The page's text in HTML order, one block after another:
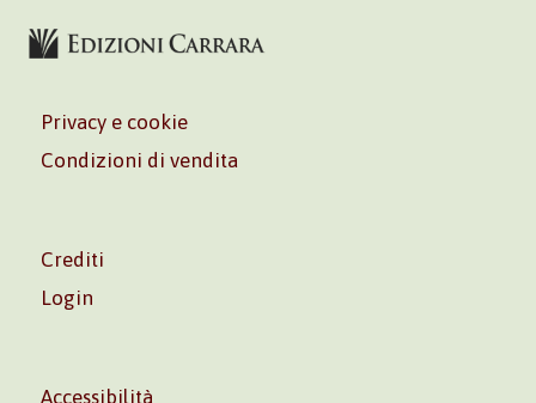
Privacy e cookie
Condizioni di vendita
Crediti
Login
Accessibilità